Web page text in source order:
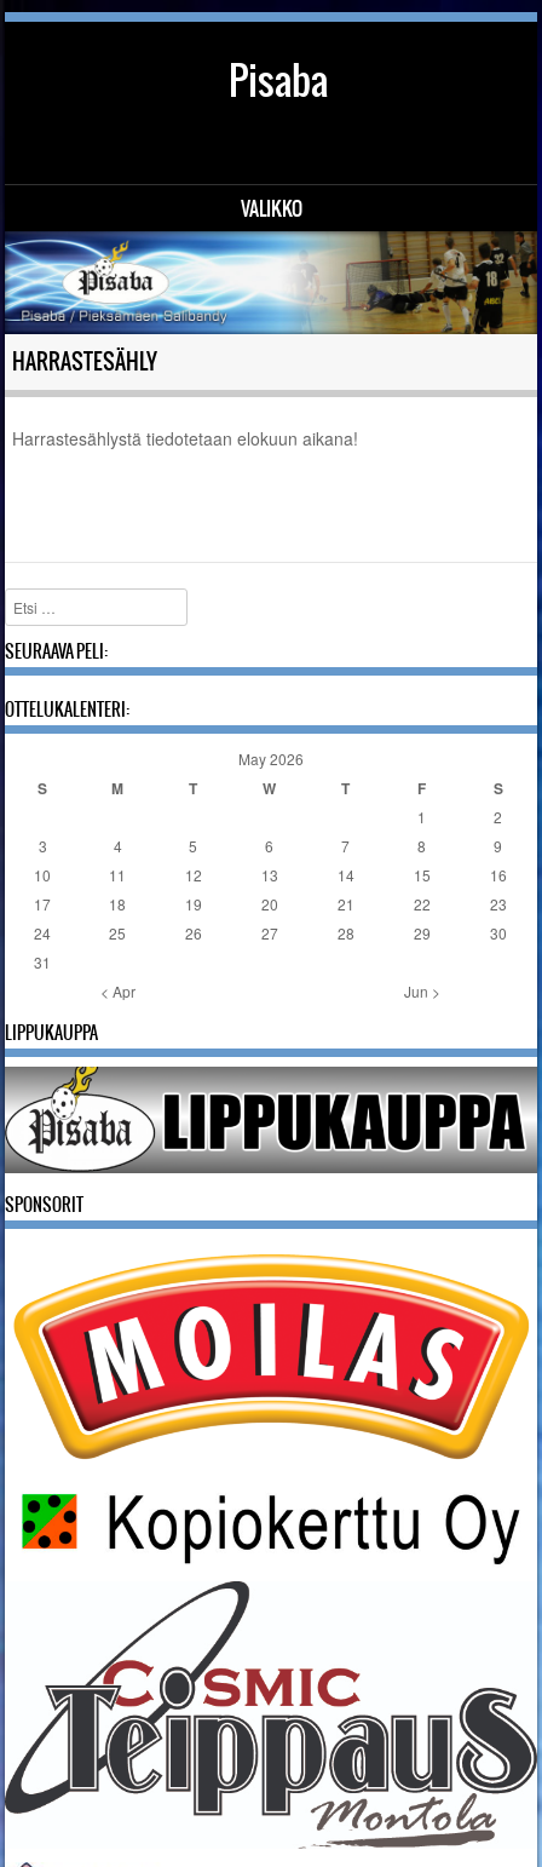
Pisaba
VALIKKO
Siirry sisältöön
HARRASTESÄHLY
Harrastesählystä tiedotetaan elokuun aikana!
Etsi
SEURAAVA PELI:
OTTELUKALENTERI:
May 2026
S M T W T F S
1
2
3
4 5 6 7 8
9
10
11 12 13 14 15
16
17
18 19 20 21 22
23
24
25 26 27 28 29
30
31
< Apr
Jun >
LIPPUKAUPPA
SPONSORIT